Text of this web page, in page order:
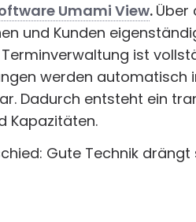
Umami View. Über
und Kunden
ist
werden automatisch
Dadurch entsteht ein
Kapazitäten.
Gute Technik